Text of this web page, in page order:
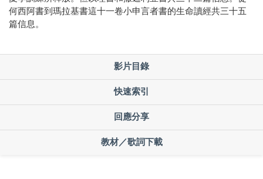
何西阿書到瑪拉基書這十一卷小申言者書的生命讀經共三十五
篇信息。
影片目錄
快速索引
回應分享
教材／歌詞下載